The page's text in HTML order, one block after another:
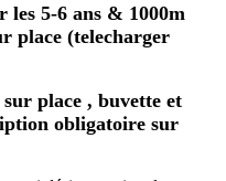
les 5-6 ans & 1000m
place (telecharger
place , buvette et
obligatoire sur